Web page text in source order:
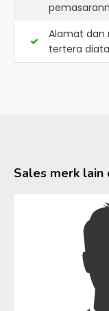
Alamat dan
tertera
Sales merk lain